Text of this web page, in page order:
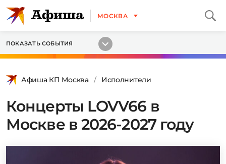
МОСКВА
ПОКАЗАТЬ СОБЫТИЯ
Афиша КП Москва Исполнители
Концерты LOVV66 в
Москве в 2026-2027 году